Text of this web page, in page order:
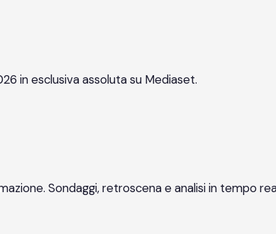
in esclusiva assoluta su Mediaset.
Sondaggi, retroscena e analisi in tempo